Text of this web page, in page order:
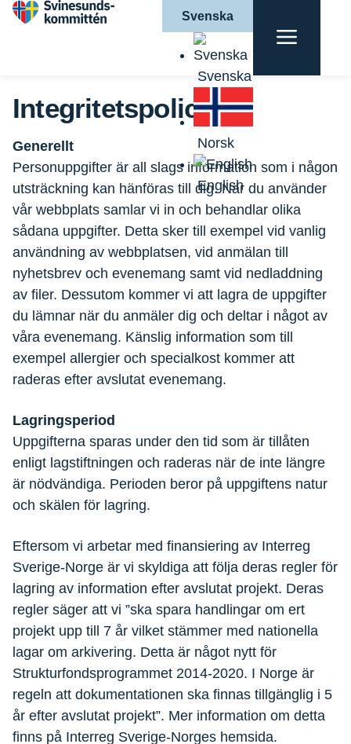
Svenska
Svenska
Norsk
English
Hem |Om oss| Integritetspolicy
Integritetspolicy
Generellt
Personuppgifter är all slags information som i någon
utsträckning kan hänföras till dig. När du använder
vår webbplats samlar vi in och behandlar olika
sådana uppgifter. Detta sker till exempel vid vanlig
användning av webbplatsen, vid anmälan till
nyhetsbrev och evenemang samt vid nedladdning
av filer. Dessutom kommer vi att lagra de uppgifter
du lämnar när du anmäler dig och deltar i något av
våra evenemang. Känslig information som till
exempel allergier och specialkost kommer att
raderas efter avslutat evenemang.
Lagringsperiod
Uppgifterna sparas under den tid som är tillåten
enligt lagstiftningen och raderas när de inte längre
är nödvändiga. Perioden beror på uppgiftens natur
och skälen för lagring.
Eftersom vi arbetar med finansiering av Interreg
Sverige-Norge är vi skyldiga att följa deras regler för
lagring av information efter avslutat projekt. Deras
regler säger att vi ”ska spara handlingar om ert
projekt upp till 7 år vilket stämmer med nationella
lagar om arkivering. Detta är något nytt för
Strukturfondsprogrammet 2014-2020. I Norge är
regeln att dokumentationen ska finnas tillgänglig i 5
år efter avslutat projekt”. Mer information om detta
finns på Interreg Sverige-Norges hemsida.